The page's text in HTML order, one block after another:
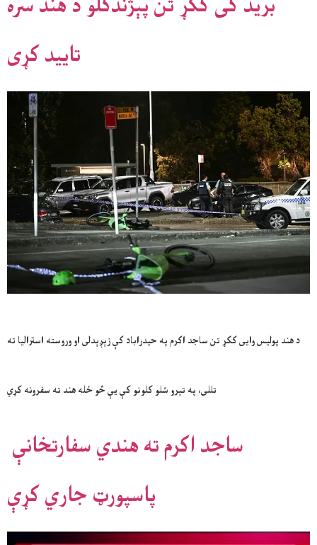
تایید کړی
د هند پولیس وایی ککړ تن ساجد اکرم په حیدراباد کې زېږېدلی او وروسته استرالیا ته
تللی، په تېرو شلو کلونو کې یې څو ځله هند ته سفرونه کړي
پاسپورټ جاري کړې